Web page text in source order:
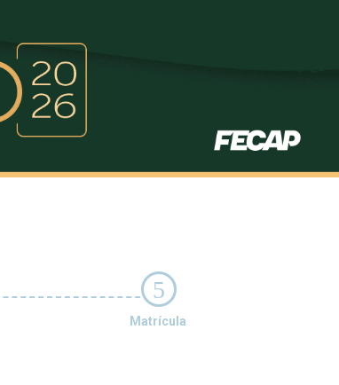
5
Matrícula